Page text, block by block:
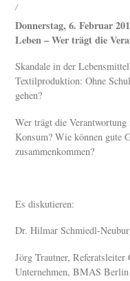
/
Donnerstag, 6. Februar
Leben – Wer trägt die
Skandale in der
Textilproduktion: Ohne
gehen?
Wer trägt die
Konsum? Wie können gute
zusammenkommen?
Es diskutieren:
Dr. Hilmar Schmiedl-
Jörg Trautner, Referatsleiter
Unternehmen, BMAS Berlin